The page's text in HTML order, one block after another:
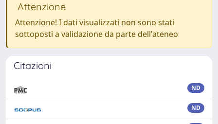
Attenzione
Attenzione! I dati visualizzati non sono stati
sottoposti a validazione da parte dell'ateneo
Citazioni
ND
ND